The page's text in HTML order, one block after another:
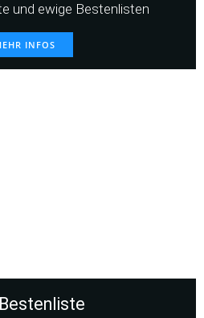
und ewige Bestenlisten
INFOS